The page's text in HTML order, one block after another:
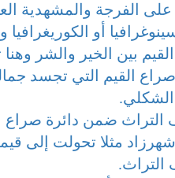
على الفرجة والمشهدية
أو
بين الخير والشر
القيم التي تجسد
الشكلي.
التراث ضمن دائرة صراع
مثلا تحولت إلى
التراث.